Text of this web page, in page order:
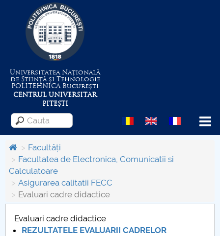
Universitatea Națională
de Știință și Tehnologie
POLITEHNICABucurești
CENTRUL UNIVERSITAR
PITEȘTI
Menu
Despre Universitate
Centrul de Management al Proiectelor
Consiliul de Administratie
Facultăți
Facultatea de Electronica, Comunicatii si
Calculatoare
Asigurarea calitatii FECC
Evaluari cadre didactice
Evaluari cadre didactice
REZULTATELE EVALUARII CADRELOR